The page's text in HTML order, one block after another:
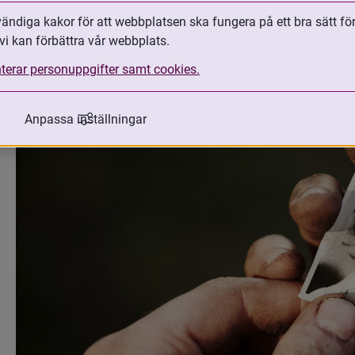
formell eller fast definition i Sverige.
practices’ användas för att beskriva
handlingar i samband med
kakor för att webbplatsen ska fungera på ett bra sätt
kan förbättra vår webbplats.
personuppgifter samt cookies.
Anpassa inställningar